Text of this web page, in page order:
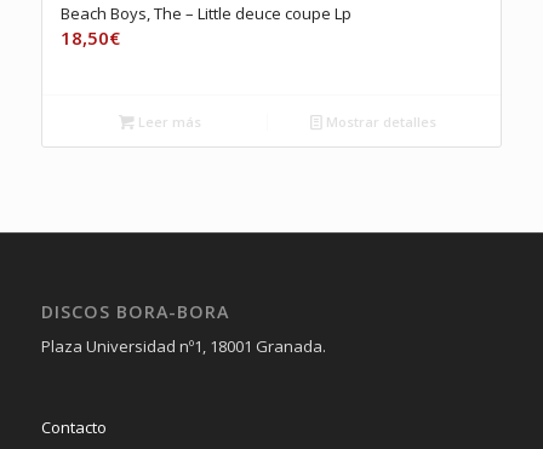
Beach Boys, The – Little deuce coupe Lp
18,50€
Leer más Mostrar detalles
DISCOS BORA-BORA
Plaza Universidad nº1, 18001 Granada.
Contacto